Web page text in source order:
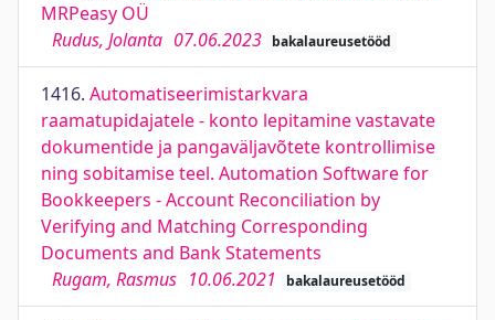
MRPeasy OÜ
Rudus, Jolanta 07.06.2023 bakalaureusetööd
1416. Automatiseerimistarkvara
raamatupidajatele - konto lepitamine vastavate
dokumentide ja pangaväljavõtete kontrollimise
ning sobitamise teel. Automation Software for
Bookkeepers - Account Reconciliation by
Verifying and Matching Corresponding
Documents and Bank Statements
Rugam, Rasmus 10.06.2021 bakalaureusetööd